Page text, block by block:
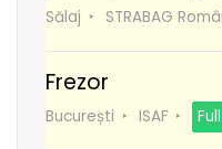
Sălaj
STRABAG
Frezor
București ISAF